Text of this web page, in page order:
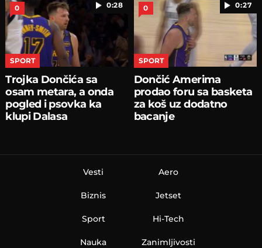
0:28
0
SPORT
Trojka Dončića sa
osam metara, a onda
pogled i psovka ka
klupi Dalasa
0:27
0
SPORT
Dončić Amerima
prodao foru sa basketa
za koš uz dodatno
bacanje
Vesti
Biznis
Sport
Nauka
Aero
Jetset
Hi-Tech
Zanimljivosti